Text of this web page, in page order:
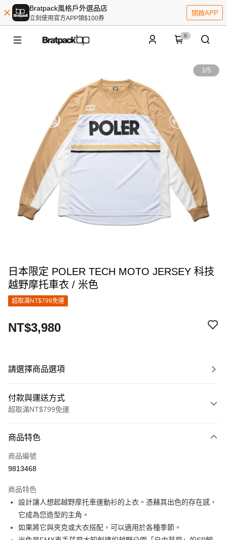
Bratpack風格戶外選品店
立刻使用官方APP領$100券
開啟APP
0
1/5
日本限定 POLER TECH MOTO JERSEY 科技
越野摩托車衣 / 米色
超取滿NT$799免運
NT$3,980
請選擇商品選項
付款與運送方式
超取滿NT$799免運
信用卡一次付款
超商取貨付款
Apple Pay
街口支付
悠遊付
商品特色
商品編號
9813468
商品特色
設計讓人想起越野摩托車運動衫的上衣。憑藉其出色的存在感，
它成為您造型的主角。
如果將它與夾克或大衣搭配，可以適用於各種季節。